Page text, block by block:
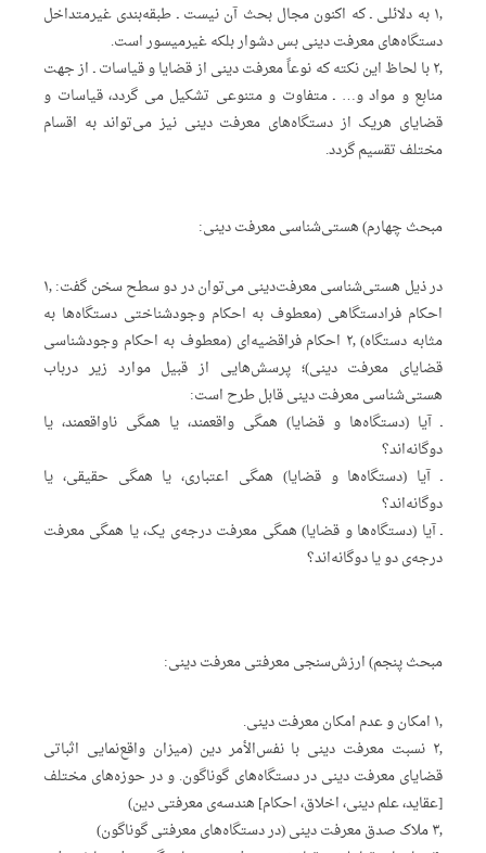
۱٫ به دلائلی ـ که اکنون مجال بحث آن نیست ـ طبقه‌بندی غیرمتداخل
دستگاه‌های معرفت دینی بس دشوار بلکه غیرمیسور است.
۲٫ با لحاظ این نکته که نوعاً معرفت دینی از قضایا و قیاسات ـ از جهت
منابع و مواد و… ـ متفاوت و متنوعی تشکیل می گردد، قیاسات و
قضایای هریک از دستگاه‌های معرفت دینی نیز می‌تواند به اقسام
مختلف تقسیم گردد.
مبحث چهارم) هستی‌شناسی معرفت دینی:
در ذیل هستی‌شناسی معرفت‌دینی می‌توان در دو سطح سخن گفت: ۱٫
احکام فرادستگاهی (معطوف به احکام وجودشناختی دستگاه‌ها به
مثابه دستگاه) ۲٫ احکام فراقضیه‌ای (معطوف به احکام وجودشناسی
قضایای معرفت دینی)؛ پرسش‌هایی از قبیل موارد زیر درباب
هستی‌شناسی معرفت دینی قابل طرح است:
ـ آیا (دستگاه‌ها و قضایا) همگی واقعمند، یا همگی ناواقعمند، یا
دوگانه‌اند؟
ـ آیا (دستگاه‌ها و قضایا) همگی اعتباری، یا همگی حقیقی، یا
دوگانه‌اند؟
ـ آیا (دستگاه‌ها و قضایا) همگی معرفت درجه‌ی یک، یا همگی معرفت
درجه‌ی دو یا دوگانه‌اند؟
مبحث پنجم) ارزش‌سنجی معرفتی معرفت دینی:
۱٫ امکان و عدم امکان معرفت دینی.
۲٫ نسبت معرفت دینی با نفس‌الأمر دین (میزان واقع‌نمایی اثباتی
قضایای معرفت دینی در دستگاه‌های گوناگون. و در حوزه‌های مختلف
[عقاید، علم دینی، اخلاق، احکام] هندسه‌ی معرفتی دین)
۳٫ ملاک صدق معرفت دینی (در دستگاه‌های معرفتی گوناگون)